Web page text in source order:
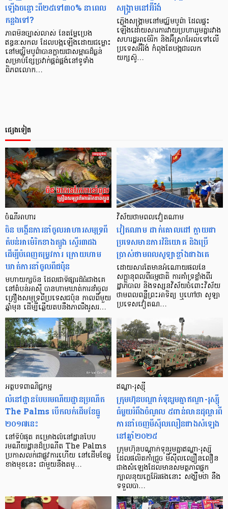
ឡើងចន្លោះពី២៥ទៅ៣០% នាពេល
កន្លងទៅ?
​​ភាពមិនច្បាស់លាស់ នៃតម្លៃប្រេង
ឥន្ធនៈសកល ដែលបង្កឡើងដោយជម្លោះ
នៅមជ្ឈិមបូព៌ាបានក្លាយជាសម្ពាធដ៏ធ្ងន់
សម្រាប់ខ្សែច្រវាក់ផ្គត់ផ្គង់នៅទូទាំង
ពិភពលោក…
សង្គ្រាមនៅអ៊ីរ៉ង់
ភ្លើងសង្គ្រាមនៅមជ្ឈិមបូព៌ា ដែលផ្ទុះ
ឡើងដោយសារការវាយប្រហាររួមគ្នារវាង
សហរដ្ឋអាម៉េរិក និងអ៊ីស្រាអែលទៅលើ
ប្រទេសអ៊ីរ៉ង់ កំពុងតែបង្កជារលក
យក្សស៊ូ…
ផ្សេងទៀត
ចំណីអាហារ
ចិន បង្កើនការនាំចូលអាហារសមុទ្រពី
តំបន់អាម៉េរិកខាងត្បូង ស្ទើរ៣ដង
ដើម្បីបំពេញតម្រូវការ ក្រោយហាម
ឃាត់ការនាំចូលពីជប៉ុន
មហាយក្សចិន ដែលជាទីផ្សារដ៏ធំជាងគេ
នៅតំបន់អាស៊ី បានហាមឃាត់ការនាំចូល
គ្រឿងសមុទ្រពីប្រទេសជប៉ុន កាលពីមួយ
ឆ្នាំមុន ដើម្បីឆ្លើយតបនឹងភាពរឹងរូសរ…
វិស័យថាមពលវៀតណាម
វៀតណាម ដាក់គោលដៅ ក្លាយជា
ប្រទេសមានការវិនិយោគ និងប្រើ
ប្រាស់ថាមពលសូឡាខ្លាំងជាងគេ
ដោយសារតែមានអំណោយផលនៃ
សក្ដានុពលពីធម្មជាតិ ការគាំទ្រខ្លាំងពីរ
ដ្ឋាភិបាល និងទស្សនវិស័យចំពោះវិស័យ
ថាមពលពន្លឺព្រះអាទិត្យ ឬហៅថា សូឡា
ប្រទេសវៀតណ…
អត្ថបទ​ពាណិជ្ជកម្ម
លំនៅដ្ឋាន​​បែប​រមណីយដ្ឋាន​ប្រណីត
The Palms បើក​លក់​ដើម​ខែ​ធ្នូ
២០១៧​នេះ
នៅ​ទី​បំផុត គម្រោង​លំនៅដ្ឋាន​បែប​
រមណីយ​ដ្ឋាន​ដ៏​ប្រណីត The Palms
ប្រកាស​លក់​ជា​ផ្លូវការ​ហើយ នៅ​ដើម​ខែ​ធ្នូ
ខាង​មុខ​នេះ ជាមួយ​នឹង​តម្…
ឥណ្ឌា-រុស្ស៊ី
ក្រុមហ៊ុនបណ្តាក់ទុនរួមគ្នាឥណ្ឌា-រុស្ស៊ី
ធំមួយរំពឹងចំណូល ៥ពាន់លានដុល្លារពី
ការនាំចេញមីស៊ីលលឿនជាងសំឡេង
នៅឆ្នាំ២០២៥
ក្រុមហ៊ុនបណ្តាក់ទុនរួមគ្នាឥណ្ឌា-រុស្ស៊ី
ដែលផលិតកាំជ្រួច មីស៊ីលល្បឿនលឿន
ជាងសំឡេងដែលមានសមត្ថភាពផ្ទុក
ក្បាលនុយក្លេអ៊ែរផងនោះ សង្ឃឹមថា នឹង
ទទួលបា…